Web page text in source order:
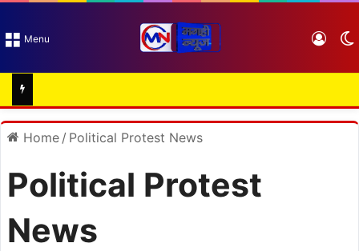
Menu Log
Home / Political Protest News
Political Protest
News